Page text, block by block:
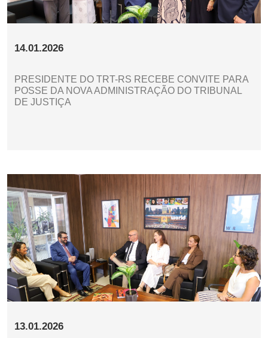
14.01.2026
PRESIDENTE DO TRT-RS RECEBE CONVITE PARA
POSSE DA NOVA ADMINISTRAÇÃO DO TRIBUNAL
DE JUSTIÇA
13.01.2026